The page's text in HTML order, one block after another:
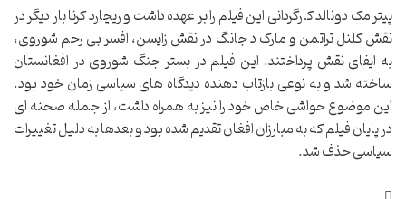
پیتر مک دونالد کارگردانی این فیلم را بر عهده داشت و ریچارد کرنا بار دیگر در
نقش کلنل تراتمن و مارک د جانگ در نقش زایسن، افسر بی رحم شوروی،
به ایفای نقش پرداختند. این فیلم در بستر جنگ شوروی در افغانستان
ساخته شد و به نوعی بازتاب دهنده دیدگاه های سیاسی زمان خود بود.
این موضوع حواشی خاص خود را نیز به همراه داشت، از جمله صحنه ای
در پایان فیلم که به مبارزان افغان تقدیم شده بود و بعدها به دلیل تغییرات
سیاسی حذف شد.